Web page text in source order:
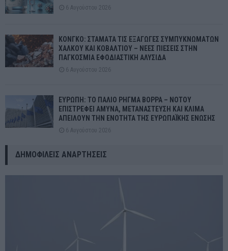
6 Αυγούστου 2026
ΚΟΝΓΚΟ: ΣΤΑΜΑΤΑ ΤΙΣ ΕΞΑΓΩΓΕΣ ΣΥΜΠΥΚΝΩΜΑΤΩΝ
ΧΑΛΚΟΥ ΚΑΙ ΚΟΒΑΛΤΙΟΥ – ΝΕΕΣ ΠΙΕΣΕΙΣ ΣΤΗΝ
ΠΑΓΚΟΣΜΙΑ ΕΦΟΔΙΑΣΤΙΚΗ ΑΛΥΣΙΔΑ
6 Αυγούστου 2026
ΕΥΡΩΠΗ: ΤΟ ΠΑΛΙΟ ΡΗΓΜΑ ΒΟΡΡΑ – ΝΟΤΟΥ
ΕΠΙΣΤΡΕΦΕΙ ΑΜΥΝΑ, ΜΕΤΑΝΑΣΤΕΥΣΗ ΚΑΙ ΚΛΙΜΑ
ΑΠΕΙΛΟΥΝ ΤΗΝ ΕΝΟΤΗΤΑ ΤΗΣ ΕΥΡΩΠΑΪΚΗΣ ΕΝΩΣΗΣ
6 Αυγούστου 2026
ΔΗΜΟΦΙΛΕΊΣ ΑΝΑΡΤΉΣΕΙΣ